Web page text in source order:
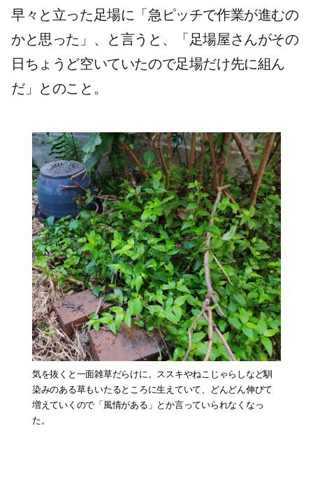
早々と立った足場に「急ピッチで作業が進むの
かと思った」、と言うと、「足場屋さんがその
日ちょうど空いていたので足場だけ先に組ん
だ」とのこと。
気を抜くと一面雑草だらけに。ススキやねこじゃらしなど馴
染みのある草もいたるところに生えていて、どんどん伸びて
増えていくので「風情がある」とか言っていられなくなっ
た。